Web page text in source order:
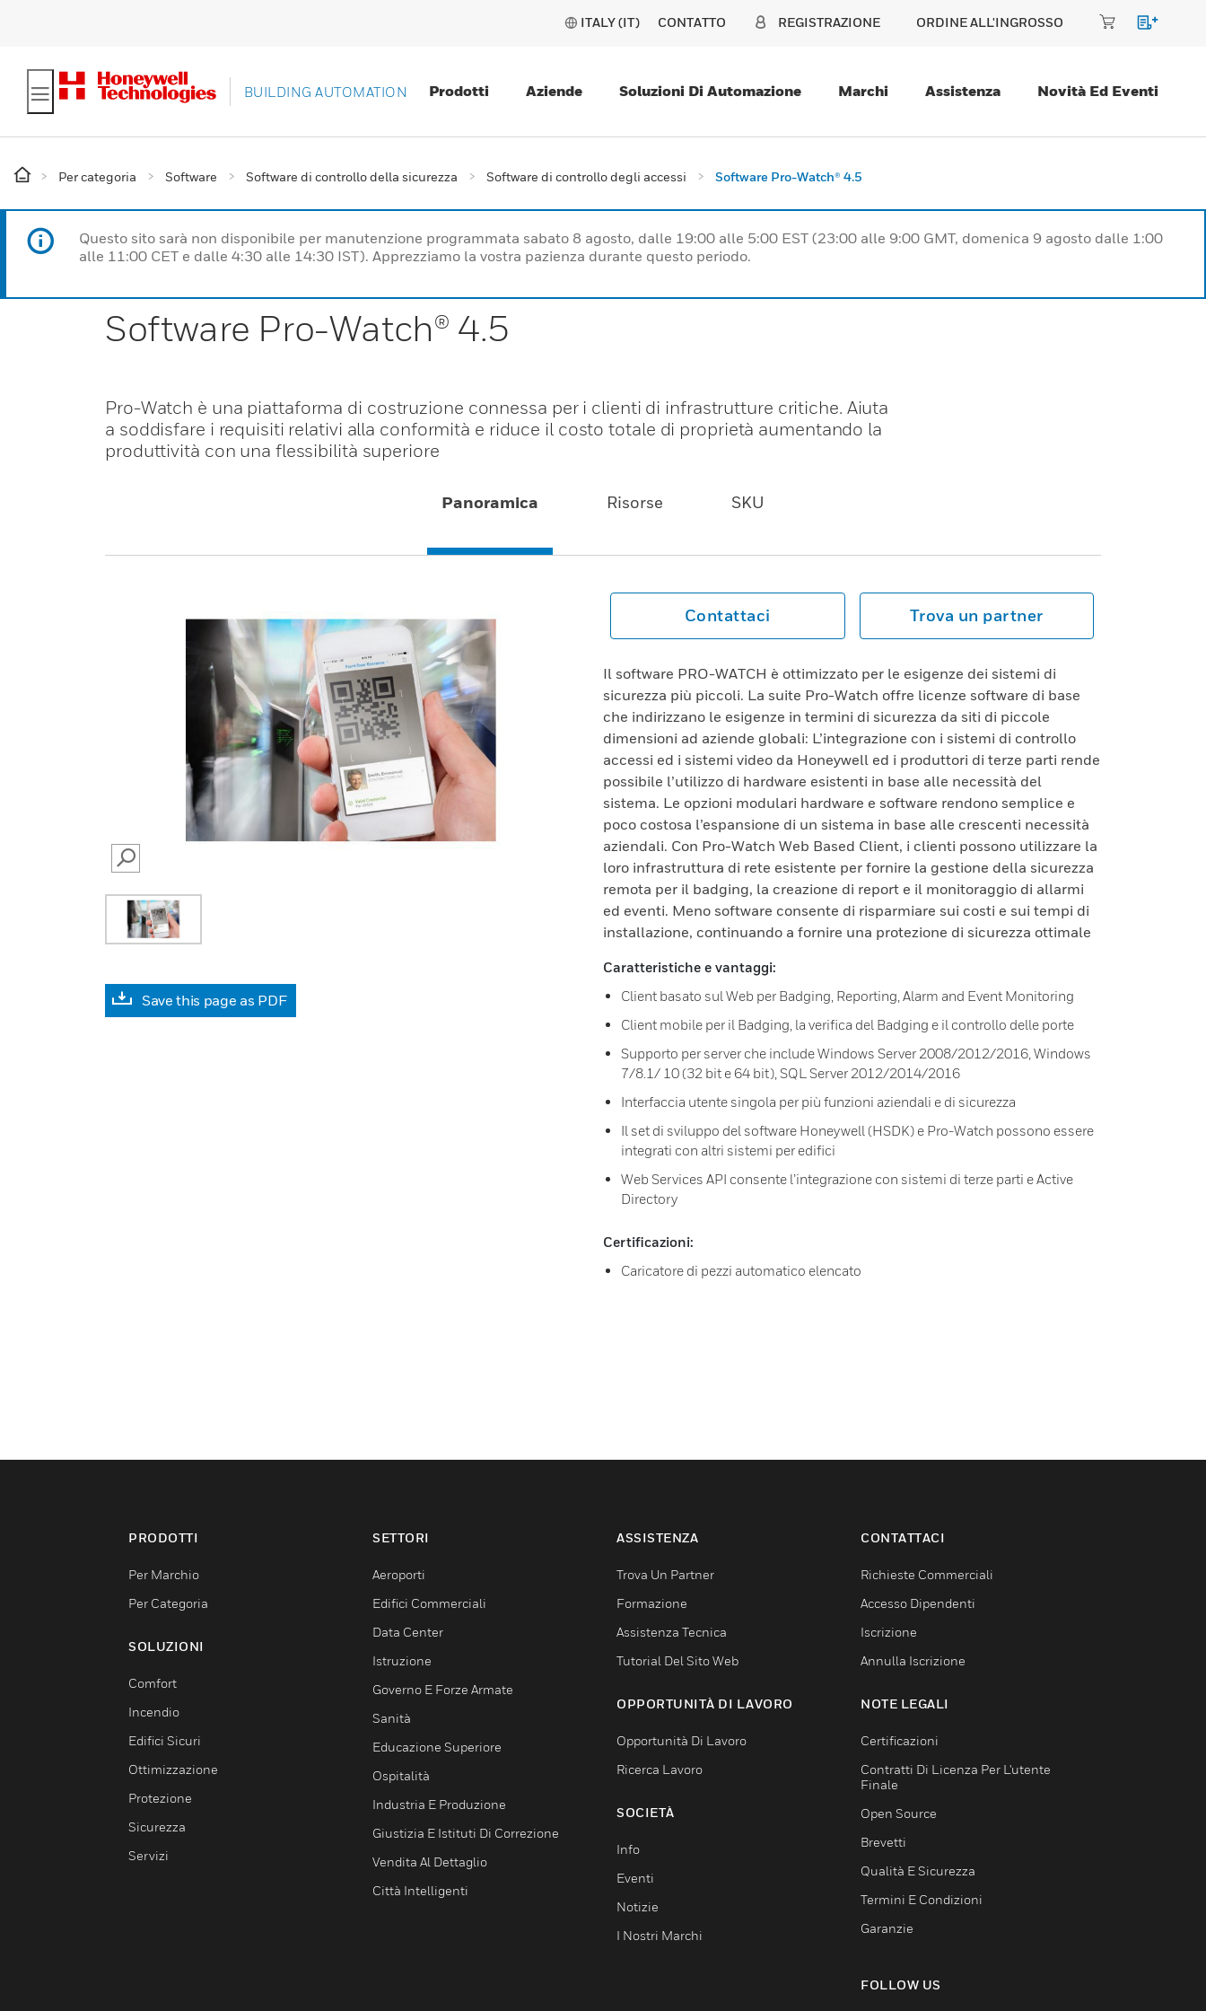
ITALY (IT) CONTATTO REGISTRAZIONE ORDINE ALL'INGROSSO
BUILDING AUTOMATION Prodotti Aziende Soluzioni Di Automazione Marchi Assistenza Novità Ed Eventi
Per categoria Software Software di controllo della sicurezza Software di controllo degli accessi Software Pro-Watch® 4.5
Questo sito sarà non disponibile per manutenzione programmata sabato 8 agosto, dalle 19:00 alle 5:00 EST (23:00 alle 9:00 GMT, domenica 9 agosto dalle 1:00
alle 11:00 CET e dalle 4:30 alle 14:30 IST). Apprezziamo la vostra pazienza durante questo periodo.
Software Pro-Watch® 4.5
Pro-Watch è una piattaforma di costruzione connessa per i clienti di infrastrutture critiche. Aiuta
a soddisfare i requisiti relativi alla conformità e riduce il costo totale di proprietà aumentando la
produttività con una flessibilità superiore
Panoramica Risorse SKU
SEARCH
Save this page as PDF
Contattaci Trova un partner
Il software PRO-WATCH è ottimizzato per le esigenze dei sistemi di
sicurezza più piccoli. La suite Pro-Watch offre licenze software di base
che indirizzano le esigenze in termini di sicurezza da siti di piccole
dimensioni ad aziende globali: L’integrazione con i sistemi di controllo
accessi ed i sistemi video da Honeywell ed i produttori di terze parti rende
possibile l’utilizzo di hardware esistenti in base alle necessità del
sistema. Le opzioni modulari hardware e software rendono semplice e
poco costosa l’espansione di un sistema in base alle crescenti necessità
aziendali. Con Pro-Watch Web Based Client, i clienti possono utilizzare la
loro infrastruttura di rete esistente per fornire la gestione della sicurezza
remota per il badging, la creazione di report e il monitoraggio di allarmi
ed eventi. Meno software consente di risparmiare sui costi e sui tempi di
installazione, continuando a fornire una protezione di sicurezza ottimale
Caratteristiche e vantaggi:
Client basato sul Web per Badging, Reporting, Alarm and Event Monitoring
Client mobile per il Badging, la verifica del Badging e il controllo delle porte
Supporto per server che include Windows Server 2008/2012/2016, Windows
7/8.1/ 10 (32 bit e 64 bit), SQL Server 2012/2014/2016
Interfaccia utente singola per più funzioni aziendali e di sicurezza
Il set di sviluppo del software Honeywell (HSDK) e Pro-Watch possono essere
integrati con altri sistemi per edifici
Web Services API consente l’integrazione con sistemi di terze parti e Active
Directory
Certificazioni:
Caricatore di pezzi automatico elencato
PRODOTTI
Per Marchio
Per Categoria
SOLUZIONI
Comfort
Incendio
Edifici Sicuri
Ottimizzazione
Protezione
Sicurezza
Servizi
SETTORI
Aeroporti
Edifici Commerciali
Data Center
Istruzione
Governo E Forze Armate
Sanità
Educazione Superiore
Ospitalità
Industria E Produzione
Giustizia E Istituti Di Correzione
Vendita Al Dettaglio
Città Intelligenti
ASSISTENZA
Trova Un Partner
Formazione
Assistenza Tecnica
Tutorial Del Sito Web
OPPORTUNITÀ DI LAVORO
Opportunità Di Lavoro
Ricerca Lavoro
SOCIETÀ
Info
Eventi
Notizie
I Nostri Marchi
CONTATTACI
Richieste Commerciali
Accesso Dipendenti
Iscrizione
Annulla Iscrizione
NOTE LEGALI
Certificazioni
Contratti Di Licenza Per L'utente
Finale
Open Source
Brevetti
Qualità E Sicurezza
Termini E Condizioni
Garanzie
FOLLOW US